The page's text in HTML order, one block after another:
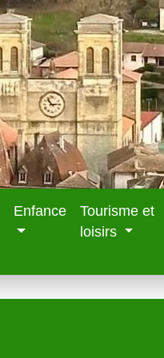
Enfance
Tourisme et
loisirs